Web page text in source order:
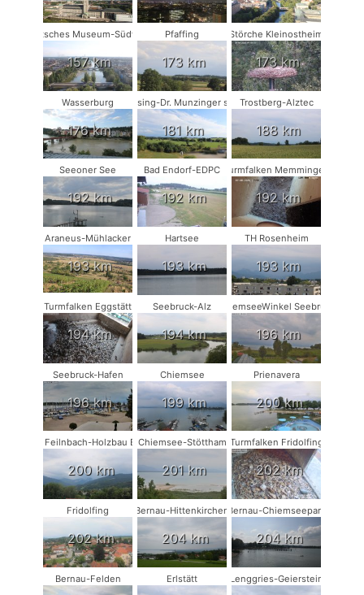
Deutsches Museum-Südwest
157 km
Pfaffing
173 km
Störche Kleinostheim
173 km
Wasserburg
176 km
Münsing-Dr. Munzinger sport
181 km
Trostberg-Alztec
188 km
Seeoner See
192 km
Bad Endorf-EDPC
192 km
Turmfalken Memmingen
192 km
Araneus-Mühlacker
193 km
Hartsee
193 km
TH Rosenheim
193 km
Turmfalken Eggstätt
194 km
Seebruck-Alz
194 km
ChiemseeWinkel Seebruck
196 km
Seebruck-Hafen
196 km
Chiemsee
199 km
Prienavera
200 km
Bad Feilnbach-Holzbau Eder
200 km
Chiemsee-Stöttham
201 km
Turmfalken Fridolfing
202 km
Fridolfing
202 km
Bernau-Hittenkirchen
204 km
Bernau-Chiemseepark
204 km
Bernau-Felden Erlstätt Lenggries-Geierstein